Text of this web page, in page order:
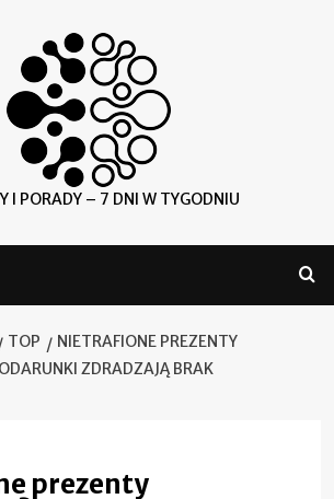
I PORADY – 7 DNI W TYGODNIU
TOP
NIETRAFIONE PREZENTY
ZDRADZAJĄ BRAK
prezenty